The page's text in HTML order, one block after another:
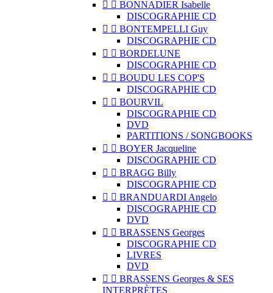
  BONNADIER Isabelle
DISCOGRAPHIE CD
  BONTEMPELLI Guy
DISCOGRAPHIE CD
  BORDELUNE
DISCOGRAPHIE CD
  BOUDU LES COP'S
DISCOGRAPHIE CD
  BOURVIL
DISCOGRAPHIE CD
DVD
PARTITIONS / SONGBOOKS
  BOYER Jacqueline
DISCOGRAPHIE CD
  BRAGG Billy
DISCOGRAPHIE CD
  BRANDUARDI Angelo
DISCOGRAPHIE CD
DVD
  BRASSENS Georges
DISCOGRAPHIE CD
LIVRES
DVD
  BRASSENS Georges & SES
INTERPRÈTES